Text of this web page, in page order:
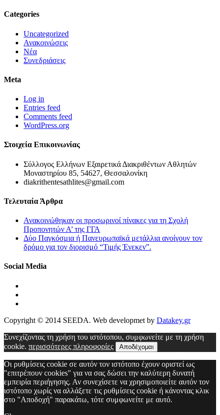
Categories
Uncategorized
Ανακοινώσεις
Νέα
Συνεδριάσεις
Meta
Log in
Entries feed
Comments feed
WordPress.org
Στοιχεία Επικοινωνίας
Σύλλογος Ελλήνων Εξαιρετικά Διακριθέντων Αθλητών
Μοναστηρίου 85, 54627, Θεσσαλονίκη
diakrithentesathlites@gmail.com
Τελευταία Άρθρα
Ανακοινώθηκαν οι προσωρινοί πίνακες για τη Σχολή
Προπονητών Α’ της ΓΓΑ
Δύο Παγκόσμια ή Πανευρωπαϊκά μετάλλια ανοίγουν τον
δρόμο για τον διορισμό “Τιμής Ένεκεν”.
Social Media
Copyright © 2014 SEEDA. Web developmet by Datakey.gr
Συνεχίζοντας τη χρήση του ιστότοπου, συμφωνείτε με τη χρήση
cookie. περισσότερες πληροφορίες Αποδέχομαι
Οι ρυθμίσεις cookie σε αυτόν τον ιστότοπο έχουν οριστεί ως
"επιτρέπουν cookies" για να σας δώσει την καλύτερη δυνατή
εμπειρία περιήγησης. Αν συνεχίσετε να χρησιμοποιείτε αυτόν τον
ιστότοπο χωρίς να αλλάξετε τις ρυθμίσεις cookie ή κάνοντας κλικ
στο "Αποδοχή" παρακάτω, τότε συμφωνείτε με αυτό.